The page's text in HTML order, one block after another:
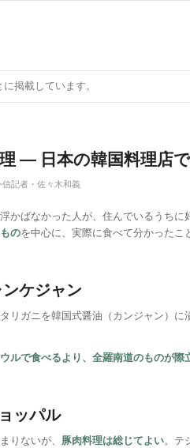
掲載しています。
― 日本の韓国料理店
信記者・佐々木和義
かばなかった人が、住んでいるうち
のを中心に、実際に食べて分かったこ
ケジャン
リガニを韓国式醤油（カンジャン）
ルで食べるより、全羅南道のものが際
ッパル
りないが、 豚肉料理は総じてよい。テ